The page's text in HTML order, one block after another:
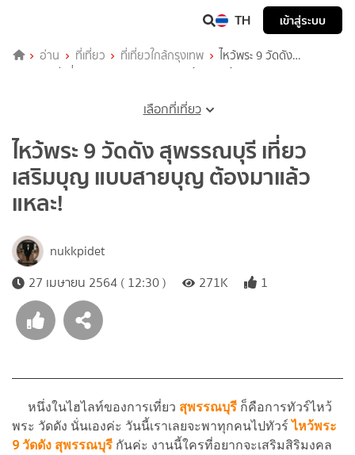
TH เข้าสู่ระบบ
อ่าน ที่เที่ยว ที่เที่ยวใกล้กรุงเทพ
ไหว้พระ 9 วัดดัง
สุพรรณบุรี เที่ยวเสริมบุญ แบบสายบุญ ต้องมาแล้วแหละ!
เลือกที่เที่ยว
ไหว้พระ 9 วัดดัง สุพรรณบุรี เที่ยว
เสริมบุญ แบบสายบุญ ต้องมาแล้ว
แหละ!
nukkpidet
27 เมษายน 2564 ( 12:30 )
271K 1
หนึ่งในไฮไลท์ของการเที่ยว สุพรรณบุรี ก็คือการทัวร์ไหว้
พระ วัดดัง นั่นเองค่ะ วันนี้เราเลยจะพาทุกคนไปทัวร์ไหว้พระ
9 วัดดัง สุพรรณบุรี กันค่ะ งานนี้ใครที่อยากจะเสริมสิริมงคล